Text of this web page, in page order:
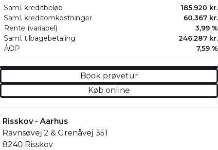
Saml. kreditbeløb
185.920 kr.
Saml. kreditomkostninger
60.367 kr.
Rente (variabel)
3,99 %
Saml. tilbagebetaling
246.287 kr.
ÅOP
7,59 %
Book prøvetur
Køb online
Risskov - Aarhus
Ravnsøvej 2 & Grenåvej 351
8240 Risskov